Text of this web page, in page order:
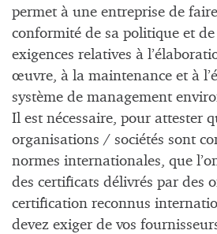
permet à une entreprise de
conformité de sa politique et de
exigences relatives à
œuvre, à la maintenance et à
système de management
Il est nécessaire, pour attester
organisations / sociétés sont
normes internationales, que
des certificats délivrés par des
certification reconnus
devez exiger de vos